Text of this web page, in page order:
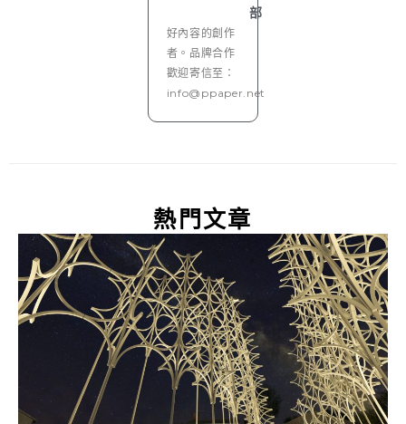
部
好內容的創作
者。品牌合作
歡迎寄信至：
info@ppaper.net
熱門文章